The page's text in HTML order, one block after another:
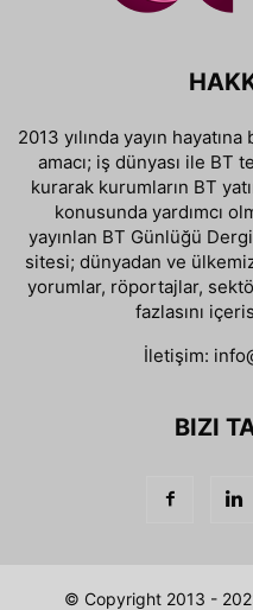
2013 yılında yayın
amacı; iş dünyası ile BT
kurarak kurumların BT
konusunda yardımcı
yayınlan BT Günlüğü
sitesi; dünyadan ve
yorumlar, röportajlar,
fazlasını
İletişim:
BIZI
© Copyright 2013 -